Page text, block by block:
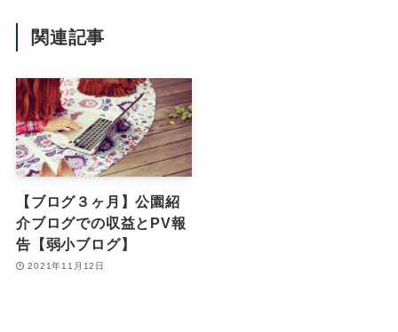
関連記事
【ブログ３ヶ月】公園紹
介ブログでの収益とPV報
告【弱小ブログ】
2021年11月12日